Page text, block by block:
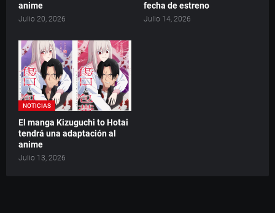
anime
Julio 20, 2026
fecha de estreno
Julio 14, 2026
NOTICIAS
El manga Kizuguchi to Hotai
tendrá una adaptación al
anime
Julio 13, 2026